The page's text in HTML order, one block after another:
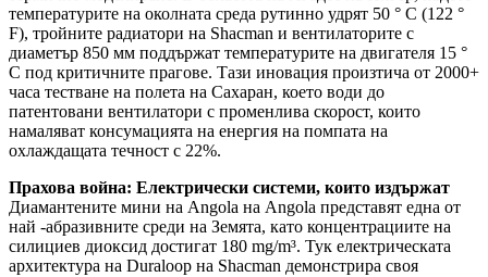
температурите на околната среда рутинно удрят 50 ° C (122 °
F), тройните радиатори на Shacman и вентилаторите с
диаметър 850 мм поддържат температурите на двигателя 15 °
C под критичните прагове. Тази иновация произтича от 2000+
часа тестване на полета на Сахаран, което води до
патентовани вентилатори с променлива скорост, които
намаляват консумацията на енергия на помпата на
охлаждащата течност с 22%.
Прахова война: Електрически системи, които издържат
Диамантените мини на Angola на Angola представят една от
най -абразивните среди на Земята, като концентрациите на
силициев диоксид достигат 180 mg/m³. Тук електрическата
архитектура на Duraloop на Shacman демонстрира своя